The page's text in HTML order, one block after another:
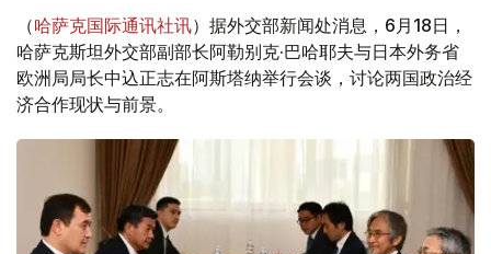
（哈萨克国际通讯社讯）据外交部新闻处消息，6月18日，
哈萨克斯坦外交部副部长阿勒别克·巴哈耶夫与日本外务省
欧洲局局长中込正志在阿斯塔纳举行会谈，讨论两国政治经
济合作现状与前景。